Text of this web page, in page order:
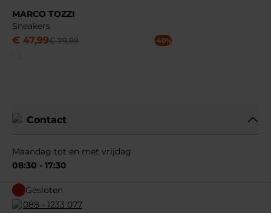
MARCO TOZZI
Sneakers
€ 47,99€ 79,99 -40%
Contact
Maandag tot en met vrijdag
08:30 - 17:30
Gesloten
088 - 1233 077